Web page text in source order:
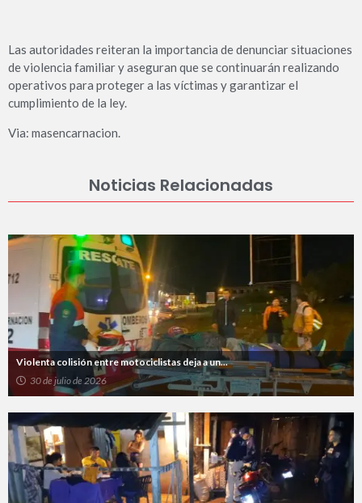
Las autoridades reiteran la importancia de denunciar situaciones
de violencia familiar y aseguran que se continuarán realizando
operativos para proteger a las víctimas y garantizar el
cumplimiento de la ley.
Via: masencarnacion.
Noticias Relacionadas
Violenta colisión entre motociclistas deja a un...
30 de julio de 2026